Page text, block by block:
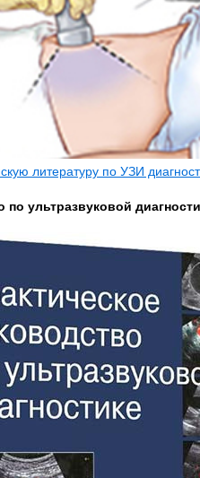
литературу по УЗИ
по ультразвуковой